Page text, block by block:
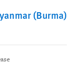
(Burma)